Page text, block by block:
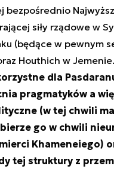
bezpośrednio
siły rządowe w
(będące w pewnym
Houthich w
dla
pragmatyków a
(w tej chwili
go w chwili
Khameneiego)
tej struktury z